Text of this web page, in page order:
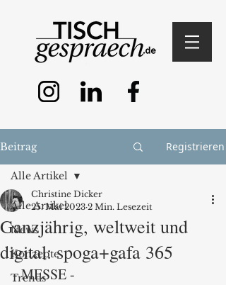
Beitrag Registrieren
Alle Artikel
News
Konzepte
Trends
Alle Artikel
Ganzjährig, weltweit und
digital: spoga+gafa 365
Christine Dicker
25. Mai 2023 2 Min. Lesezeit
- MESSE -